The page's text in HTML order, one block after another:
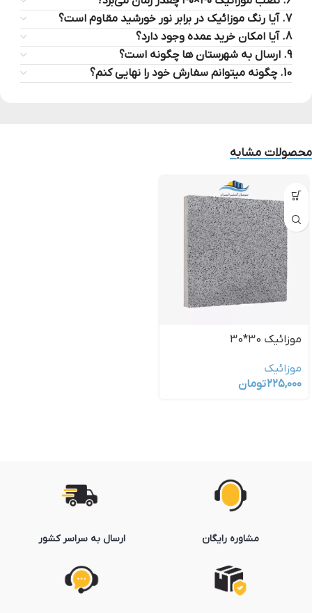
7. آیا رنگ موزائیک در برابر نور خورشید مقاوم است؟
8. آیا امکان خرید عمده وجود دارد؟
9. ارسال به شهرستان ها چگونه است؟
10. چگونه میتوانم سفارش خود را نهایی کنم؟
محصولات مشابه
موزائیک 30*30
موزائیک
۲۲۵,۰۰۰تومان
مشاوره رایگان ارسال به سراسر کشور